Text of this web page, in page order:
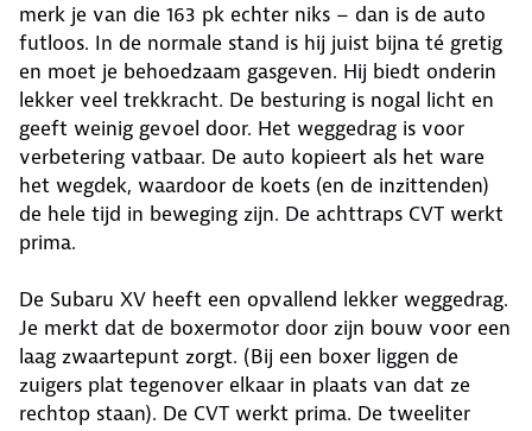
merk je van die 163 pk echter niks – dan is de auto
futloos. In de normale stand is hij juist bijna té gretig
en moet je behoedzaam gasgeven. Hij biedt onderin
lekker veel trekkracht. De besturing is nogal licht en
geeft weinig gevoel door. Het weggedrag is voor
verbetering vatbaar. De auto kopieert als het ware
het wegdek, waardoor de koets (en de inzittenden)
de hele tijd in beweging zijn. De achttraps CVT werkt
prima.
De Subaru XV heeft een opvallend lekker weggedrag.
Je merkt dat de boxermotor door zijn bouw voor een
laag zwaartepunt zorgt. (Bij een boxer liggen de
zuigers plat tegenover elkaar in plaats van dat ze
rechtop staan). De CVT werkt prima. De tweeliter